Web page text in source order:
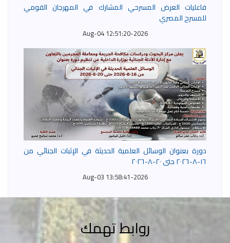
فاعليات العرض المسرحي المشارك في المهرجان القومي
للمسرح المصري
2026-Aug-04 12:51:20
دورة بعنوان الوسائل العلمية الحديثة في الإثبات الجنائي من
١٦-٨-٢٠٢٦ حتى ٢٠-٨-٢٠٢٦
2026-Aug-03 13:58:41
روابط تهمك